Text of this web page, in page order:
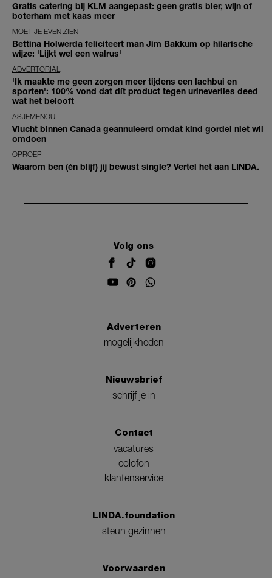
Gratis catering bij KLM aangepast: geen gratis bier, wijn of
boterham met kaas meer
MOET JE EVEN ZIEN
Bettina Holwerda feliciteert man Jim Bakkum op hilarische
wijze: 'Lijkt wel een walrus'
ADVERTORIAL
'Ik maakte me geen zorgen meer tijdens een lachbui en
sporten': 100% vond dat dít product tegen urineverlies deed
wat het belooft
ASJEMENOU
Vlucht binnen Canada geannuleerd omdat kind gordel niet wil
omdoen
OPROEP
Waarom ben (én blijf) jij bewust single? Vertel het aan LINDA.
Volg ons
Adverteren
mogelijkheden
Nieuwsbrief
schrijf je in
Contact
vacatures
colofon
klantenservice
LINDA.foundation
steun gezinnen
Voorwaarden